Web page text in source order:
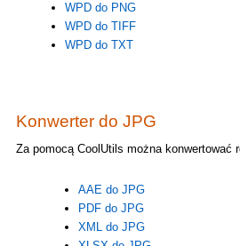
WPD do PNG
WPD do TIFF
WPD do TXT
Konwerter do JPG
Za pomocą CoolUtils można konwertować
AAE do JPG
PDF do JPG
XML do JPG